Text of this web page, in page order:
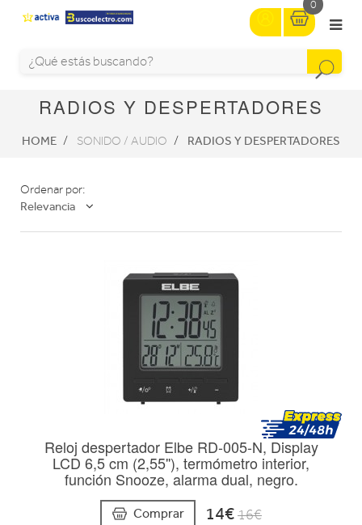
0
RADIOS Y DESPERTADORES
HOME SONIDO / AUDIO RADIOS Y DESPERTADORES
Ordenar por:
Relevancia
Reloj despertador Elbe RD-005-N, Display
LCD 6,5 cm (2,55''), termómetro interior,
función Snooze, alarma dual, negro.
Comprar 14€16€